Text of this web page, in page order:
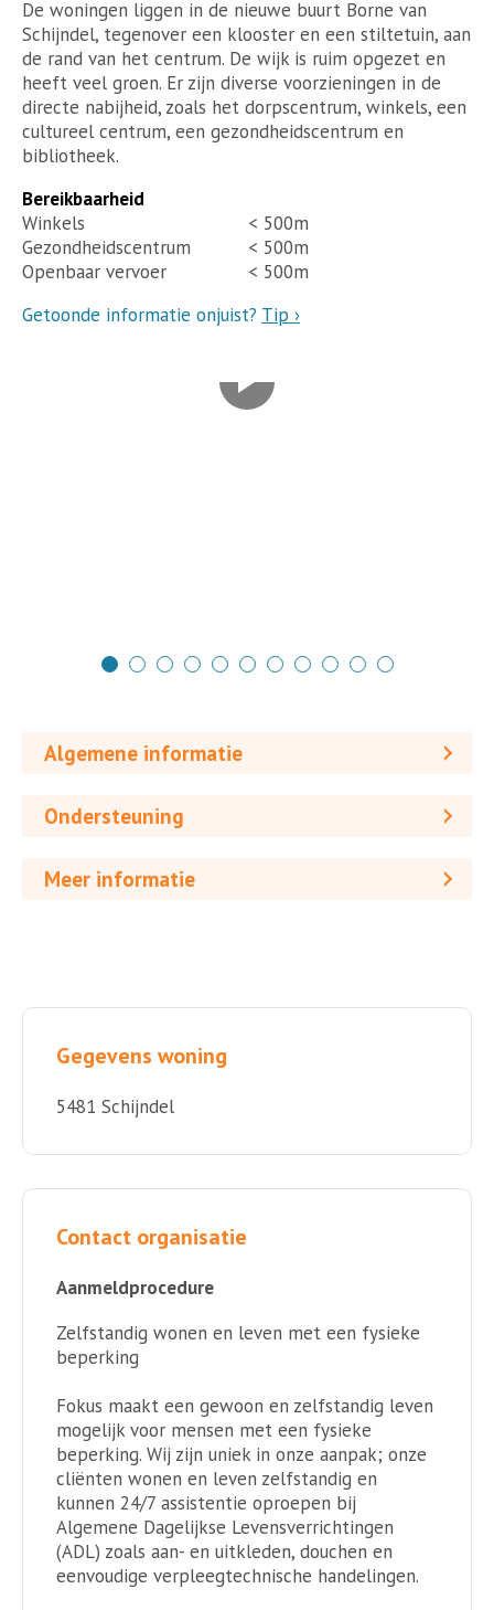
De woningen liggen in de nieuwe buurt Borne van
Schijndel, tegenover een klooster en een stiltetuin, aan
de rand van het centrum. De wijk is ruim opgezet en
heeft veel groen. Er zijn diverse voorzieningen in de
directe nabijheid, zoals het dorpscentrum, winkels, een
cultureel centrum, een gezondheidscentrum en
bibliotheek.
Bereikbaarheid
Winkels
< 500m
Gezondheidscentrum
< 500m
Openbaar vervoer
< 500m
Getoonde informatie onjuist? Tip ›
Algemene informatie
Ondersteuning
Meer informatie
Gegevens woning
5481 Schijndel
Contact organisatie
Aanmeldprocedure
Zelfstandig wonen en leven met een fysieke
beperking
Fokus maakt een gewoon en zelfstandig leven
mogelijk voor mensen met een fysieke
beperking. Wij zijn uniek in onze aanpak; onze
cliënten wonen en leven zelfstandig en
kunnen 24/7 assistentie oproepen bij
Algemene Dagelijkse Levensverrichtingen
(ADL) zoals aan- en uitkleden, douchen en
eenvoudige verpleegtechnische handelingen.